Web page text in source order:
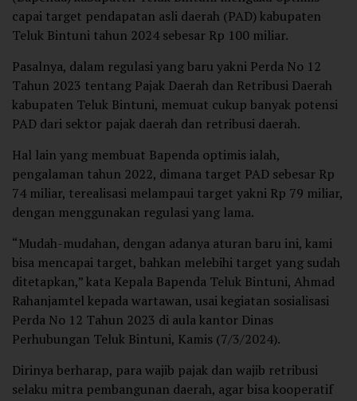
capai target pendapatan asli daerah (PAD) kabupaten
Teluk Bintuni tahun 2024 sebesar Rp 100 miliar.
Pasalnya, dalam regulasi yang baru yakni Perda No 12
Tahun 2023 tentang Pajak Daerah dan Retribusi Daerah
kabupaten Teluk Bintuni, memuat cukup banyak potensi
PAD dari sektor pajak daerah dan retribusi daerah.
Hal lain yang membuat Bapenda optimis ialah,
pengalaman tahun 2022, dimana target PAD sebesar Rp
74 miliar, terealisasi melampaui target yakni Rp 79 miliar,
dengan menggunakan regulasi yang lama.
“Mudah-mudahan, dengan adanya aturan baru ini, kami
bisa mencapai target, bahkan melebihi target yang sudah
ditetapkan,” kata Kepala Bapenda Teluk Bintuni, Ahmad
Rahanjamtel kepada wartawan, usai kegiatan sosialisasi
Perda No 12 Tahun 2023 di aula kantor Dinas
Perhubungan Teluk Bintuni, Kamis (7/3/2024).
Dirinya berharap, para wajib pajak dan wajib retribusi
selaku mitra pembangunan daerah, agar bisa kooperatif